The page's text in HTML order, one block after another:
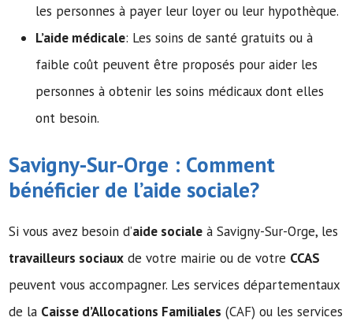
les personnes à payer leur loyer ou leur hypothèque.
L’aide médicale: Les soins de santé gratuits ou à
faible coût peuvent être proposés pour aider les
personnes à obtenir les soins médicaux dont elles
ont besoin.
Savigny-Sur-Orge : Comment
bénéficier de l’aide sociale?
Si vous avez besoin d’aide sociale à Savigny-Sur-Orge, les
travailleurs sociaux de votre mairie ou de votre CCAS
peuvent vous accompagner. Les services départementaux
de la Caisse d’Allocations Familiales (CAF) ou les services